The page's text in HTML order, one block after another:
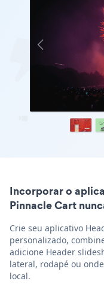
Incorporar o
Pinnacle Cart
Crie seu aplicativo
personalizado,
adicione Header
lateral, rodapé ou
local.